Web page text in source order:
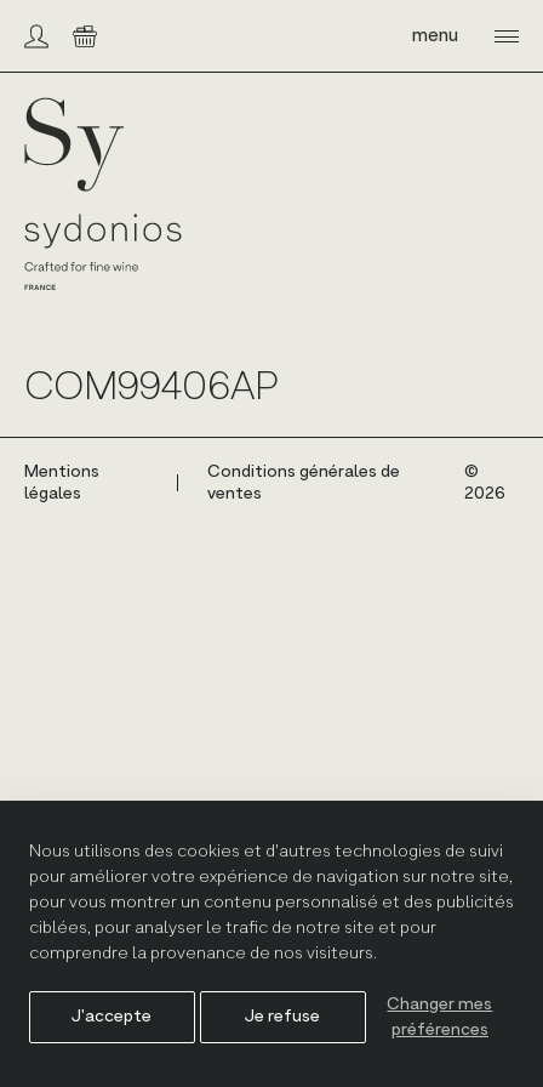
Nous utilisons des cookies et d'autres technologies de suivi
pour améliorer votre expérience de navigation sur notre site,
pour vous montrer un contenu personnalisé et des publicités
ciblées, pour analyser le trafic de notre site et pour
comprendre la provenance de nos visiteurs.
J'accepte Je refuse
Changer mes
préférences
contentCompte/connexion
Panier menu
COM99406AP
Mentions
légales
Conditions générales de
ventes
©️
2026